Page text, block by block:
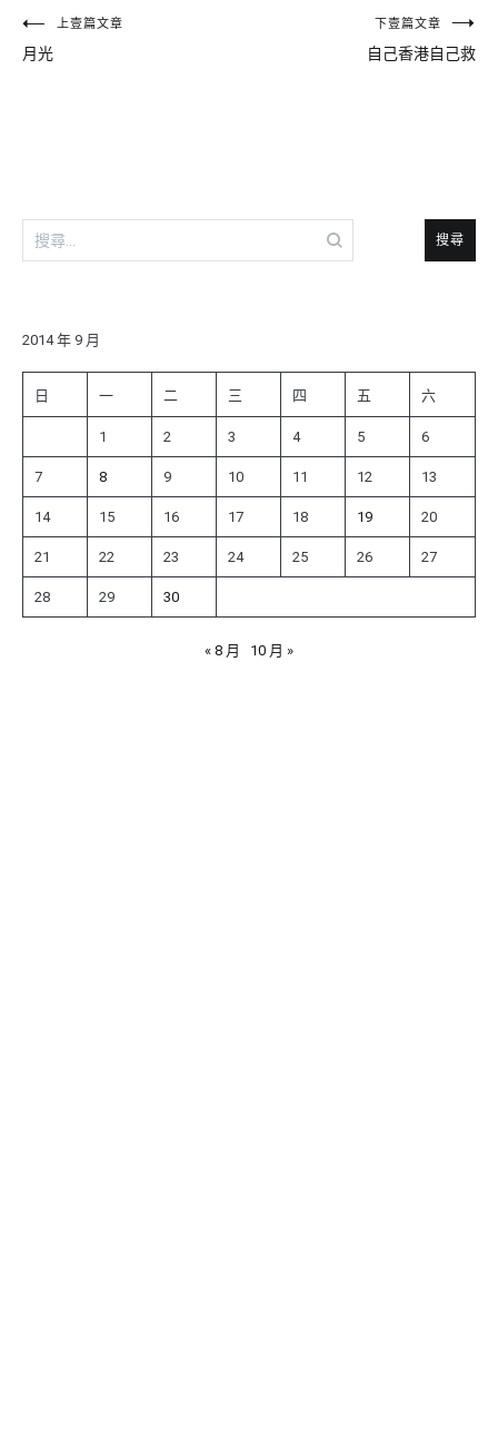
文
章
上壹篇文章
月光
下壹篇文章
自己香港自己救
搜
尋
字:
2014 年 9 月
日 一 二 三 四 五 六
1 2 3 4 5 6
7 8 9 10 11 12 13
14 15 16 17 18 19 20
21 22 23 24 25 26 27
28 29 30
« 8 月 10 月 »